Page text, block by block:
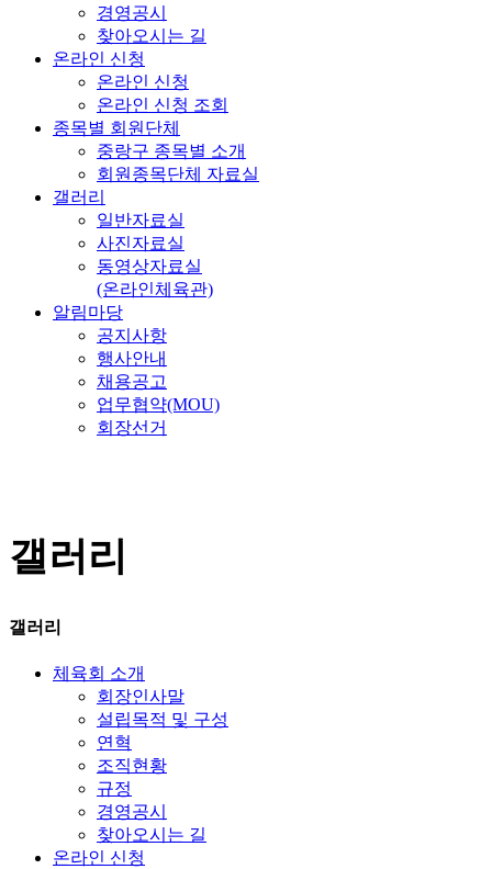
경영공시
찾아오시는 길
온라인 신청
온라인 신청
온라인 신청 조회
종목별 회원단체
중랑구 종목별 소개
회원종목단체 자료실
갤러리
일반자료실
사진자료실
동영상자료실
(온라인체육관)
알림마당
공지사항
행사안내
채용공고
업무협약(MOU)
회장선거
갤러리
갤러리
체육회 소개
회장인사말
설립목적 및 구성
연혁
조직현황
규정
경영공시
찾아오시는 길
온라인 신청